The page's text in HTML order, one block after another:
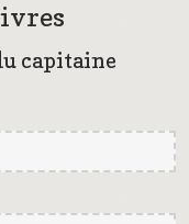
capitaine